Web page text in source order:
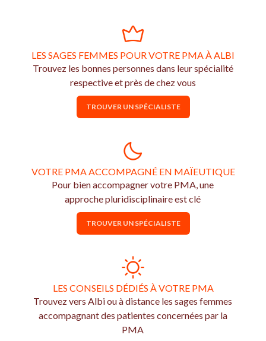
LES SAGES FEMMES POUR VOTRE PMA À ALBI
Trouvez les bonnes personnes dans leur spécialité
respective et près de chez vous
TROUVER UN SPÉCIALISTE
VOTRE PMA ACCOMPAGNÉ EN MAÏEUTIQUE
Pour bien accompagner votre PMA, une
approche pluridisciplinaire est clé
TROUVER UN SPÉCIALISTE
LES CONSEILS DÉDIÉS À VOTRE PMA
Trouvez vers Albi ou à distance les sages femmes
accompagnant des patientes concernées par la
PMA